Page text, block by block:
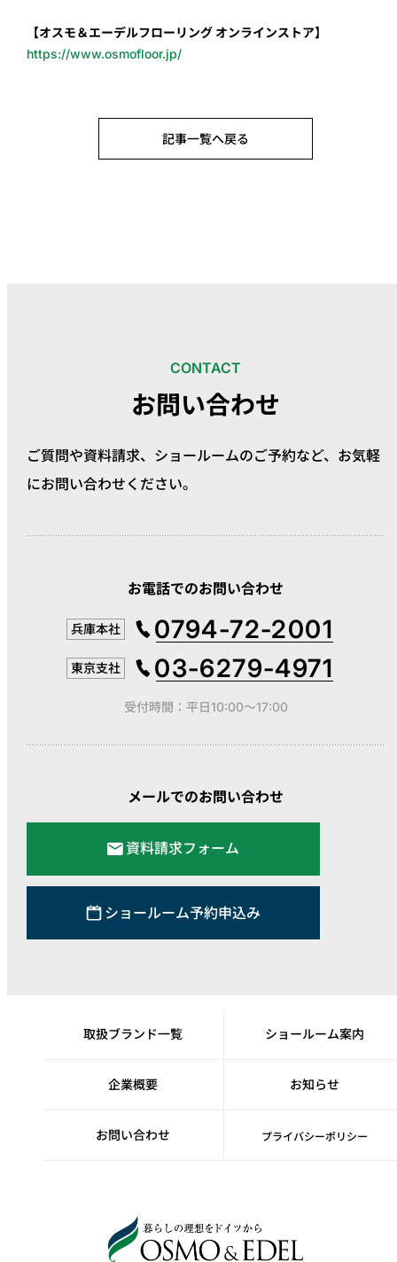
【オスモ＆エーデルフローリング オンラインストア】
https://www.osmofloor.jp/
記事一覧へ戻る
CONTACT
お問い合わせ
ご質問や資料請求、ショールームのご予約など、 お気軽
にお問い合わせください。
お電話でのお問い合わせ
兵庫本社 0794-72-2001
東京支社 03-6279-4971
受付時間：平日10:00～17:00
メールでのお問い合わせ
資料請求フォーム
ショールーム予約申込み
取扱ブランド一覧 ショールーム案内
企業概要 お知らせ
お問い合わせ プライバシーポリシー